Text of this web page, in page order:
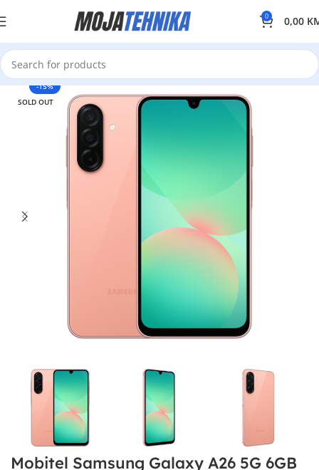
0 0,00
-15%
SOLD OUT
Mobitel Samsung Galaxy A26 5G 6GB